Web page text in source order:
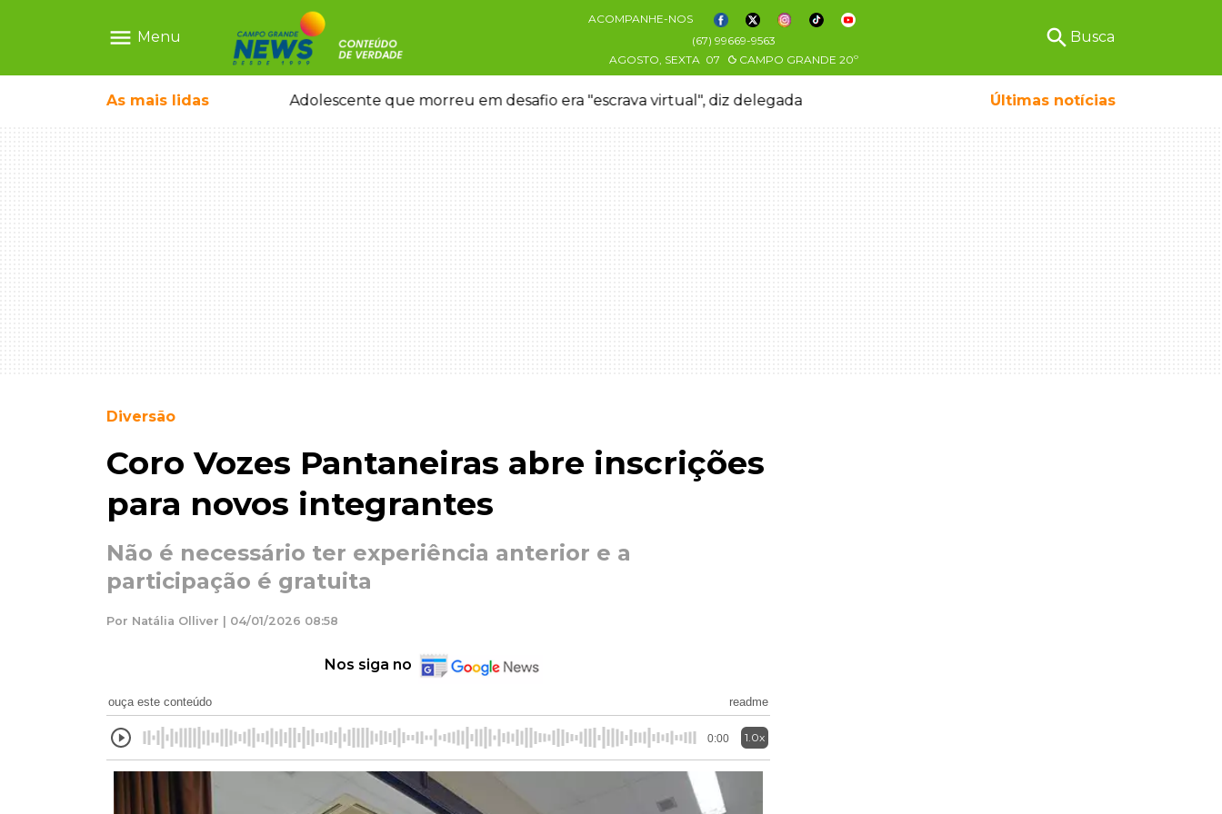
menu Menu
ACOMPANHE-NOS
(67) 99669-9563
AGOSTO, SEXTA 07 CAMPO GRANDE 20º
search Busca
As mais lidas
em caminhão estacionado Adolescente que morreu em desafio era "escrava virtual", diz delegada Últimas notícias
Diversão
Coro Vozes Pantaneiras abre inscrições
para novos integrantes
Não é necessário ter experiência anterior e a
participação é gratuita
Por Natália Olliver | 04/01/2026 08:58
Nos siga no
ouça este conteúdo readme
0:00 1.0x